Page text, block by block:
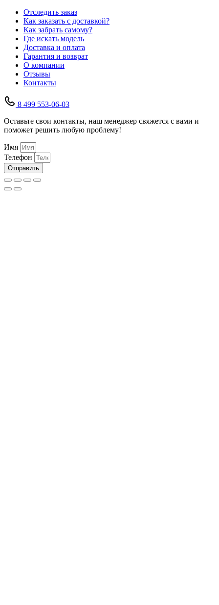
Отследить заказ
Как заказать с доставкой?
Как забрать самому?
Где искать модель
Доставка и оплата
Гарантия и возврат
О компании
Отзывы
Контакты
8 499 553-06-03
Оставьте свои контакты, наш менеджер свяжется с вами и
поможет решить любую проблему!
Имя
Телефон
Отправить